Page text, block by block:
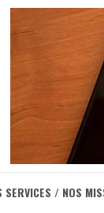
SERVICES / NOS